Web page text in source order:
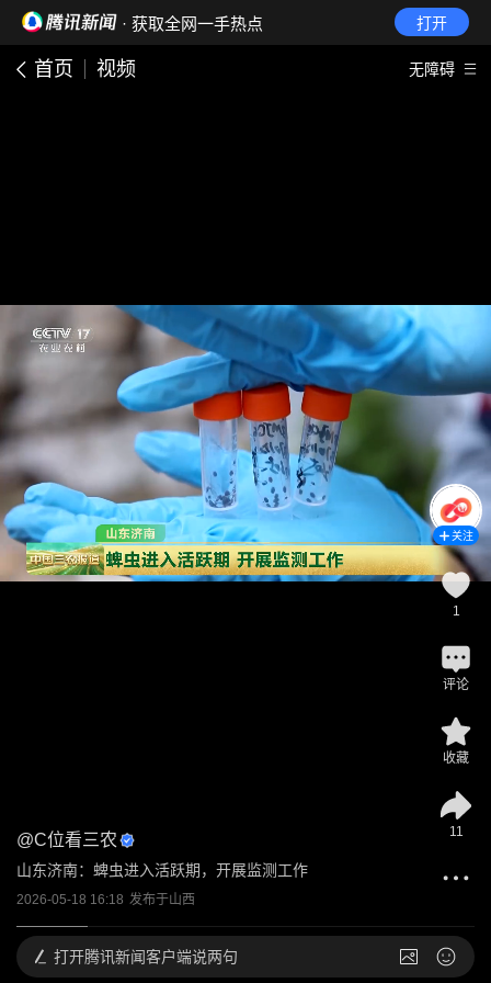
· 获取全网一手热点 打开
首页 视频 无障碍
@C位看三农
山东济南：蜱虫进入活跃期，开展监测工作
2026-05-18 16:18 发布于山西
关注
1
评论
收藏
11
打开腾讯新闻客户端说两句